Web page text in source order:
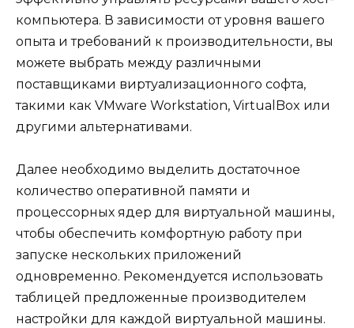
компьютера. В зависимости от уровня вашего
опыта и требований к производительности, вы
можете выбрать между различными
поставщиками виртуализационного софта,
такими как VMware Workstation, VirtualBox или
другими альтернативами.
Далее необходимо выделить достаточное
количество оперативной памяти и
процессорных ядер для виртуальной машины,
чтобы обеспечить комфортную работу при
запуске нескольких приложений
одновременно. Рекомендуется использовать
таблицей предложенные производителем
настройки для каждой виртуальной машины.